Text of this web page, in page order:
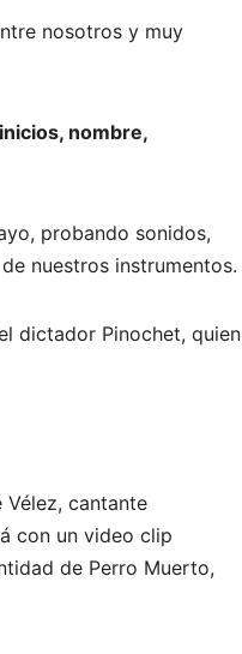
nosotros y muy
nombre,
probando sonidos,
nuestros instrumentos.
dictador Pinochet, quien
Vélez, cantante
con un video clip
de Perro Muerto,